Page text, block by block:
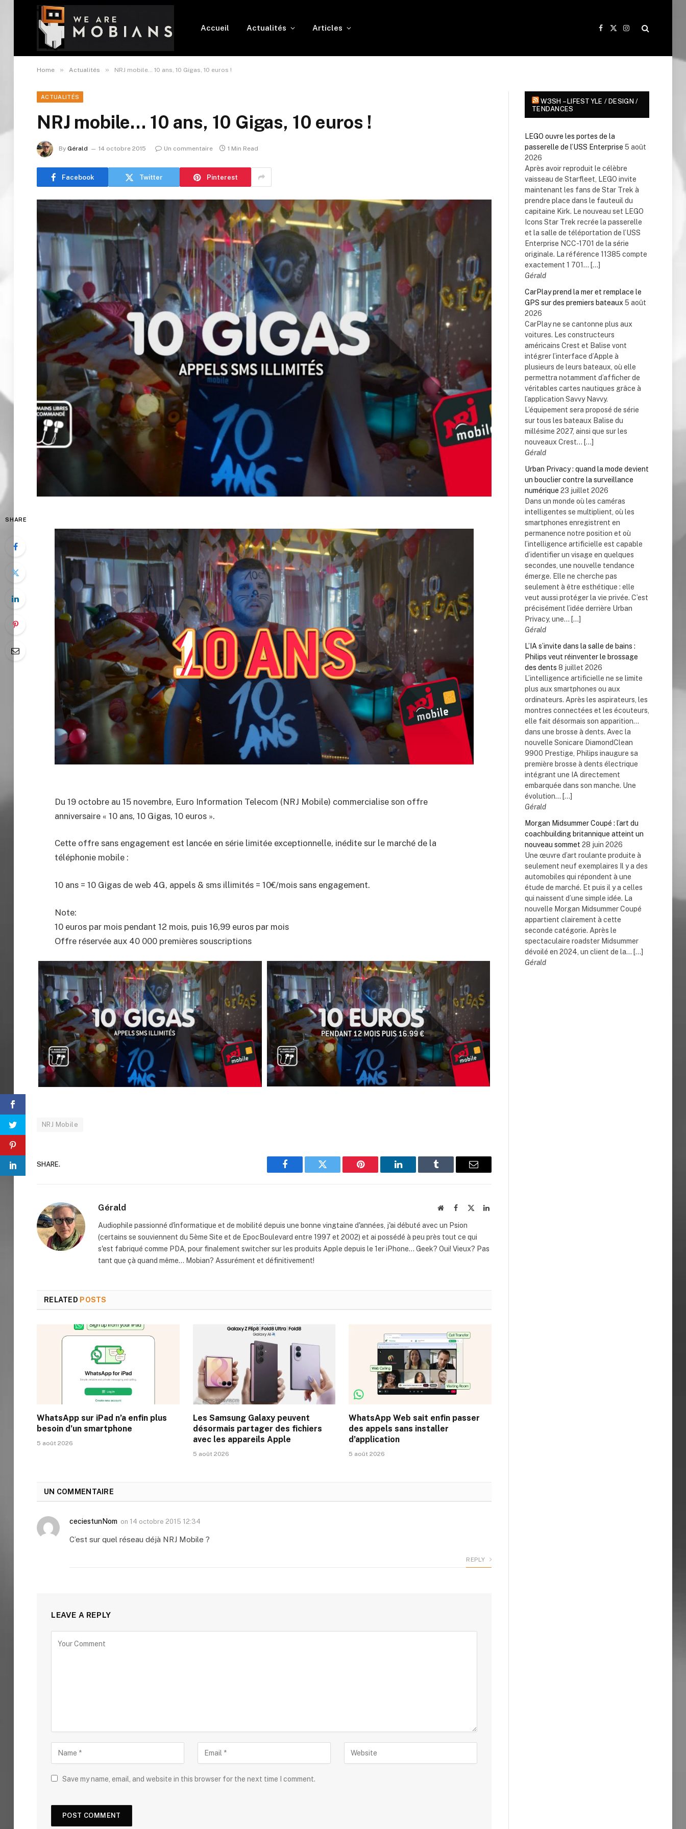
Accueil Actualités Articles
Facebook
X
Instagram
Home » Actualités » NRJ mobile… 10 ans, 10 Gigas, 10 euros !
ACTUALITÉS
NRJ mobile… 10 ans, 10 Gigas, 10 euros !
By Gérald 14 octobre 2015 Un commentaire 1 Min Read
Facebook Twitter Pinterest
SHARE
Du 19 octobre au 15 novembre, Euro Information Telecom (NRJ Mobile) commercialise son offre
anniversaire « 10 ans, 10 Gigas, 10 euros ».
Cette offre sans engagement est lancée en série limitée exceptionnelle, inédite sur le marché de la
téléphonie mobile :
10 ans = 10 Gigas de web 4G, appels & sms illimités = 10€/mois sans engagement.
Note:
10 euros par mois pendant 12 mois, puis 16,99 euros par mois
Offre réservée aux 40 000 premières souscriptions
NRJ Mobile
SHARE.
Facebook Twitter Pinterest LinkedIn Tumblr Email
Gérald WebsiteFacebook LinkedIn
Audiophile passionné d'informatique et de mobilité depuis une bonne vingtaine d'années, j'ai débuté avec un Psion
(certains se souviennent du 5ème Site et de EpocBoulevard entre 1997 et 2002) et ai possédé à peu près tout ce qui
s'est fabriqué comme PDA, pour finalement switcher sur les produits Apple depuis le 1er iPhone... Geek? Oui! Vieux? Pas
tant que çà quand même... Mobian? Assurément et définitivement!
RELATED POSTS
WhatsApp sur iPad n’a enfin plus
besoin d’un smartphone
5 août 2026
Les Samsung Galaxy peuvent
désormais partager des fichiers
avec les appareils Apple
5 août 2026
WhatsApp Web sait enfin passer
des appels sans installer
d’application
5 août 2026
UN COMMENTAIRE
ceciestunNom on 14 octobre 2015 12:34
C’est sur quel réseau déjà NRJ Mobile ?
REPLY
LEAVE A REPLY
Save my name, email, and website in this browser for the next time I comment.
W3SH – LIFESTYLE / DESIGN /
TENDANCES
LEGO ouvre les portes de la
passerelle de l’USS Enterprise 5 août
2026
Après avoir reproduit le célèbre
vaisseau de Starfleet, LEGO invite
maintenant les fans de Star Trek à
prendre place dans le fauteuil du
capitaine Kirk. Le nouveau set LEGO
Icons Star Trek recrée la passerelle
et la salle de téléportation de l’USS
Enterprise NCC-1701 de la série
originale. La référence 11385 compte
exactement 1 701... […]
Gérald
CarPlay prend la mer et remplace le
GPS sur des premiers bateaux 5 août
2026
CarPlay ne se cantonne plus aux
voitures. Les constructeurs
américains Crest et Balise vont
intégrer l’interface d’Apple à
plusieurs de leurs bateaux, où elle
permettra notamment d’afficher de
véritables cartes nautiques grâce à
l’application Savvy Navvy.
L’équipement sera proposé de série
sur tous les bateaux Balise du
millésime 2027, ainsi que sur les
nouveaux Crest... […]
Gérald
Urban Privacy : quand la mode devient
un bouclier contre la surveillance
numérique 23 juillet 2026
Dans un monde où les caméras
intelligentes se multiplient, où les
smartphones enregistrent en
permanence notre position et où
l’intelligence artificielle est capable
d’identifier un visage en quelques
secondes, une nouvelle tendance
émerge. Elle ne cherche pas
seulement à être esthétique : elle
veut aussi protéger la vie privée. C’est
précisément l’idée derrière Urban
Privacy, une... […]
Gérald
L’IA s’invite dans la salle de bains :
Philips veut réinventer le brossage
des dents 8 juillet 2026
L’intelligence artificielle ne se limite
plus aux smartphones ou aux
ordinateurs. Après les aspirateurs, les
montres connectées et les écouteurs,
elle fait désormais son apparition…
dans une brosse à dents. Avec la
nouvelle Sonicare DiamondClean
9900 Prestige, Philips inaugure sa
première brosse à dents électrique
intégrant une IA directement
embarquée dans son manche. Une
évolution... […]
Gérald
Morgan Midsummer Coupé : l’art du
coachbuilding britannique atteint un
nouveau sommet 28 juin 2026
Une œuvre d’art roulante produite à
seulement neuf exemplaires Il y a des
automobiles qui répondent à une
étude de marché. Et puis il y a celles
qui naissent d’une simple idée. La
nouvelle Morgan Midsummer Coupé
appartient clairement à cette
seconde catégorie. Après le
spectaculaire roadster Midsummer
dévoilé en 2024, un client de la... […]
Gérald